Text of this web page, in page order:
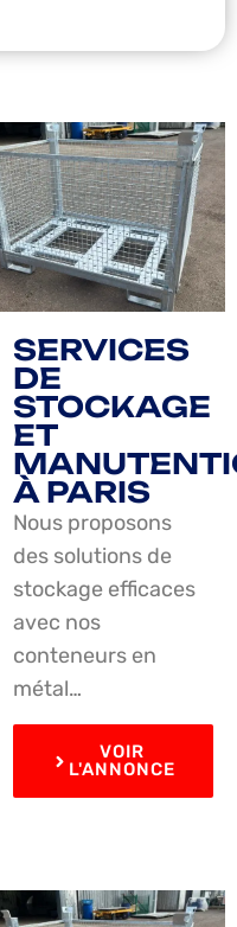
SERVICES
DE
STOCKAGE
ET
À PARIS
Nous proposons
des solutions de
stockage efficaces
avec nos
conteneurs en
métal…
VOIR
L'ANNONCE